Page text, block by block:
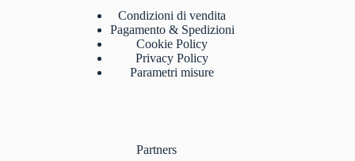
Condizioni di vendita
Pagamento & Spedizioni
Cookie Policy
Privacy Policy
Parametri misure
Partners